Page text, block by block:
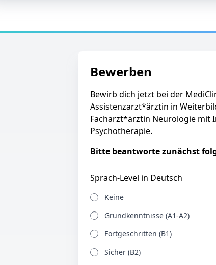
Bewerben
Bewirb dich jetzt bei der
Assistenzarzt*ärztin in
Facharzt*ärztin Neurologie mit
Psychotherapie.
Bitte beantworte zunächst
Sprach-Level in Deutsch
Keine
Grundkenntnisse (A1-A2)
Fortgeschritten (B1)
Sicher (B2)